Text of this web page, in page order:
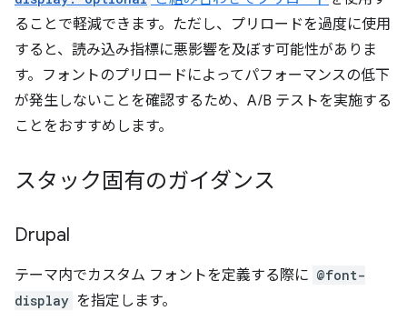
ることで軽減できます。ただし、プリロードを過度に使用
すると、読み込み指標に悪影響を及ぼす可能性がありま
す。フォントのプリロードによってパフォーマンスの低下
が発生しないことを確認するため、A/B テストを実施する
ことをおすすめします。
スタック固有のガイダンス
Drupal
テーマ内でカスタム フォントを定義する際に @font-
display を指定します。